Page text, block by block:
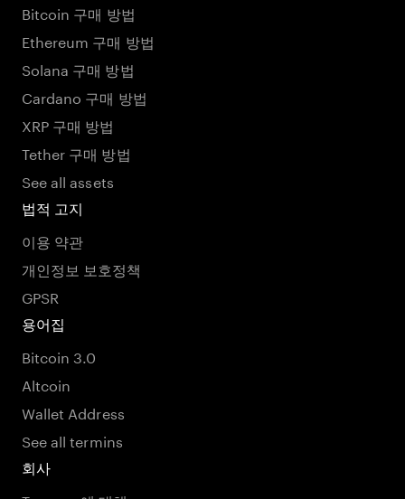
Bitcoin 구매 방법
Ethereum 구매 방법
Solana 구매 방법
Cardano 구매 방법
XRP 구매 방법
Tether 구매 방법
See all assets
법적 고지
이용 약관
개인정보 보호정책
GPSR
용어집
Bitcoin 3.0
Altcoin
Wallet Address
See all termins
회사